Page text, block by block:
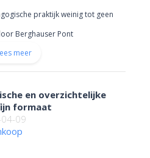
Berghauser Pont
meer
praktijk weinig tot geen
en overzichtelijke
formaat
09